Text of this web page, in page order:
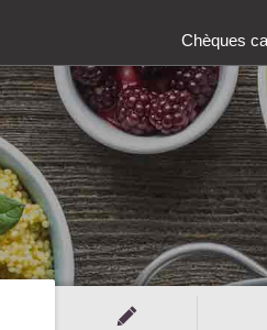
Chèques